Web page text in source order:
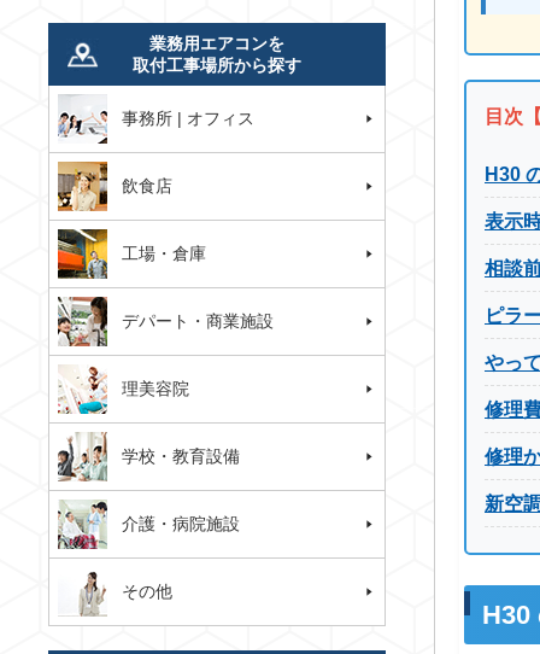
目次
H30
表示
相談
ピラ
やっ
修理
修理
新空
H30
業務用エアコンを
取付工事場所から探す
事務所 | オフィス
飲食店
工場・倉庫
デパート・商業施設
理美容院
学校・教育設備
介護・病院施設
その他